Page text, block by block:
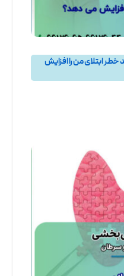
ابتلای من را افزایش